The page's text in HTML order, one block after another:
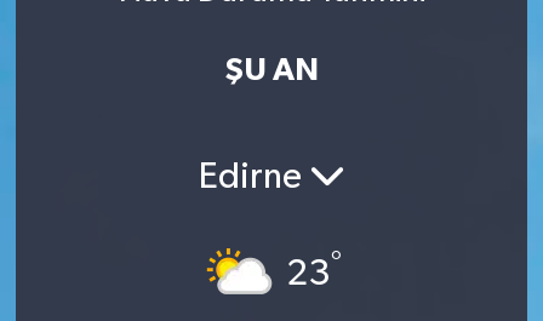
ŞU AN
Edirne
23°
Süper Lig Puan Durumu ve Fikstür